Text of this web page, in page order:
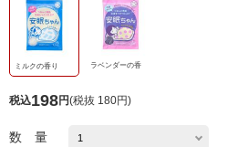
ミルクの香り ラベンダーの香
税込198円(税抜 180円)
数 量